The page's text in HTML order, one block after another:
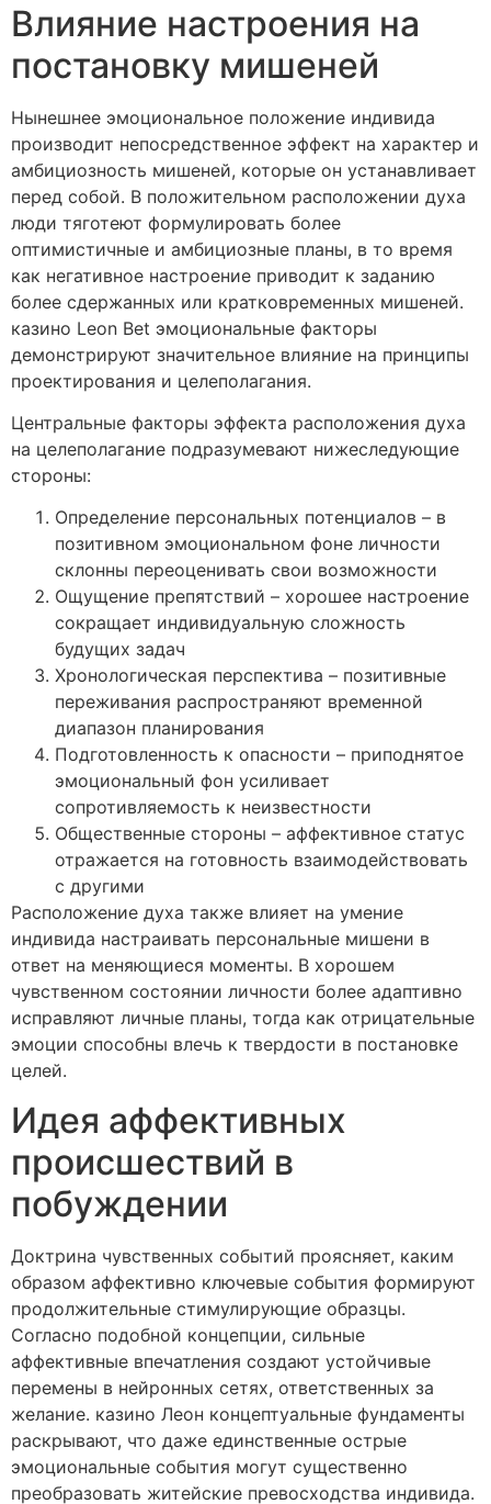
Влияние настроения на
постановку мишеней
Нынешнее эмоциональное положение индивида
производит непосредственное эффект на характер и
амбициозность мишеней, которые он устанавливает
перед собой. В положительном расположении духа
люди тяготеют формулировать более
оптимистичные и амбициозные планы, в то время
как негативное настроение приводит к заданию
более сдержанных или кратковременных мишеней.
казино Leon Bet эмоциональные факторы
демонстрируют значительное влияние на принципы
проектирования и целеполагания.
Центральные факторы эффекта расположения духа
на целеполагание подразумевают нижеследующие
стороны:
Определение персональных потенциалов – в
позитивном эмоциональном фоне личности
склонны переоценивать свои возможности
Ощущение препятствий – хорошее настроение
сокращает индивидуальную сложность
будущих задач
Хронологическая перспектива – позитивные
переживания распространяют временной
диапазон планирования
Подготовленность к опасности – приподнятое
эмоциональный фон усиливает
сопротивляемость к неизвестности
Общественные стороны – аффективное статус
отражается на готовность взаимодействовать
с другими
Расположение духа также влияет на умение
индивида настраивать персональные мишени в
ответ на меняющиеся моменты. В хорошем
чувственном состоянии личности более адаптивно
исправляют личные планы, тогда как отрицательные
эмоции способны влечь к твердости в постановке
целей.
Идея аффективных
происшествий в
побуждении
Доктрина чувственных событий проясняет, каким
образом аффективно ключевые события формируют
продолжительные стимулирующие образцы.
Согласно подобной концепции, сильные
аффективные впечатления создают устойчивые
перемены в нейронных сетях, ответственных за
желание. казино Леон концептуальные фундаменты
раскрывают, что даже единственные острые
эмоциональные события могут существенно
преобразовать житейские превосходства индивида.